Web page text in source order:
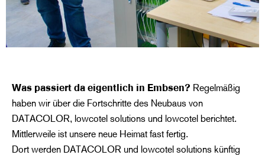
Was passiert da eigentlich in Embsen? Regelmäßig
haben wir über die Fortschritte des Neubaus von
DATACOLOR, lowcotel solutions und lowcotel berichtet.
Mittlerweile ist unsere neue Heimat fast fertig.
Dort werden DATACOLOR und lowcotel solutions künftig